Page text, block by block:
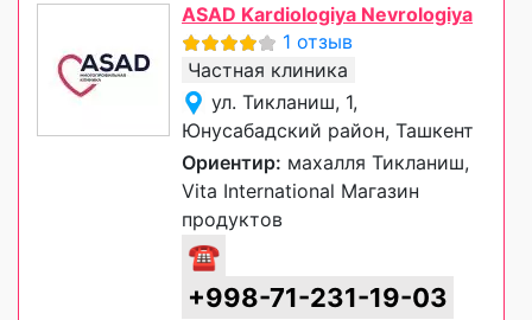
ASAD Kardiologiya Nevrologiya
1 отзыв
Частная клиника
ул. Тикланиш, 1,
Юнусабадский район, Ташкент
Ориентир: махалля Тикланиш,
Vita International Магазин
продуктов
☎
+998-71-231-19-03